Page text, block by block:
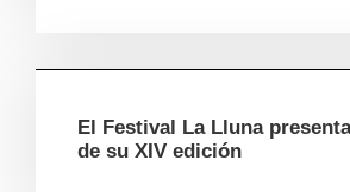
El Festival La Lluna
de su XIV edición